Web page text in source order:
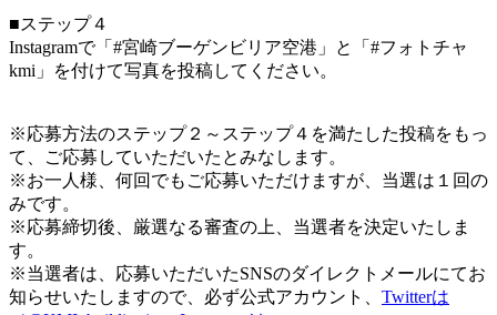
■ステップ４
Instagramで「#宮崎ブーゲンビリア空港」と「#フォトチャ
kmi」を付けて写真を投稿してください。
※応募方法のステップ２～ステップ４を満たした投稿をもっ
て、ご応募していただいたとみなします。
※お一人様、何回でもご応募いただけますが、当選は１回の
みです。
※応募締切後、厳選なる審査の上、当選者を決定いたしま
す。
※当選者は、応募いただいたSNSのダイレクトメールにてお
知らせいたしますので、必ず公式アカウント、 Twitterは